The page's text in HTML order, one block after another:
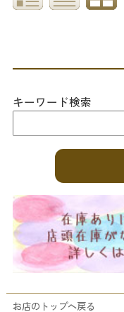
キーワード検索
お店のトップへ戻る